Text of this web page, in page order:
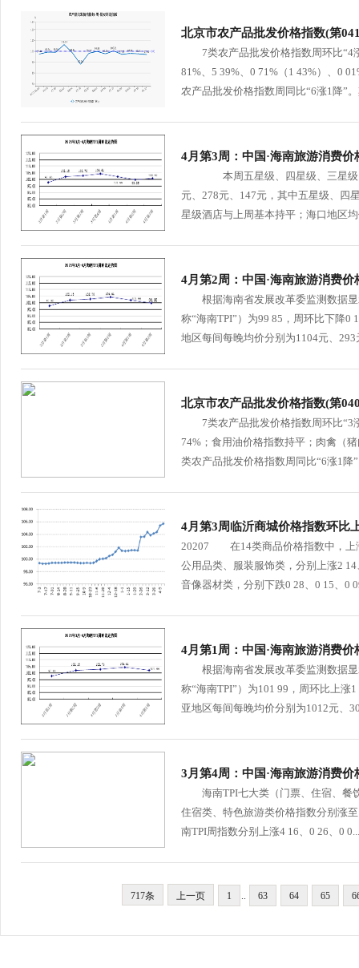
北京市农产品批发价格指数(第
7类农产品批发价格指数周环比“4
81%、5 39%、0 71%（1 43%）、0
农产品批发价格指数周同比“6涨1降”
4月第3周：中国·海南旅游消费
本周五星级、四星级、三星级、
元、278元、147元，其中五星级、四
星级酒店与上周基本持平；海口地区
4月第2周：中国·海南旅游消费
根据海南省发展改革委监测数据显
称“海南TPI”）为99 85，周环比下
地区每间每晚均价分别为1104元、293
北京市农产品批发价格指数(第
7类农产品批发价格指数周环比“3涨
74%；食用油价格指数持平；肉禽（
类农产品批发价格指数周同比“6涨1降
4月第3周临沂商城价格指数环比
20207 在14类商品价格指数中，上
公用品类、服装服饰类，分别上涨2
音像器材类，分别下跌0 28、0 15、0
4月第1周：中国·海南旅游消费
根据海南省发展改革委监测数据显
称“海南TPI”）为101 99，周环比上
亚地区每间每晚均价分别为1012元、
3月第4周：中国·海南旅游消费
海南TPI七大类（门票、住宿、餐饮
住宿类、特色旅游类价格指数分别涨
南TPI周指数分别上涨4 16、0 26、0 0...
717条 上一页 1 .. 63 64 65